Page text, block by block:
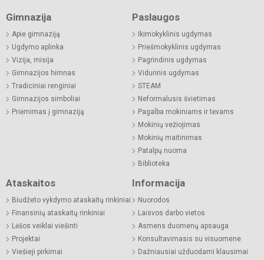
Gimnazija
Apie gimnaziją
Ugdymo aplinka
Vizija, misija
Gimnazijos himnas
Tradiciniai renginiai
Gimnazijos simboliai
Priėmimas į gimnaziją
Paslaugos
Ikimokyklinis ugdymas
Priešmokyklinis ugdymas
Pagrindinis ugdymas
Vidurinis ugdymas
STEAM
Neformalusis švietimas
Pagalba mokiniams ir tėvams
Mokinių vežiojimas
Mokinių maitinimas
Patalpų nuoma
Biblioteka
Ataskaitos
Biudžeto vykdymo ataskaitų rinkiniai
Finansinių ataskaitų rinkiniai
Lėšos veiklai viešinti
Projektai
Viešieji pirkimai
Informacija
Nuorodos
Laisvos darbo vietos
Asmens duomenų apsauga
Konsultavimasis su visuomene
Dažniausiai užduodami klausimai